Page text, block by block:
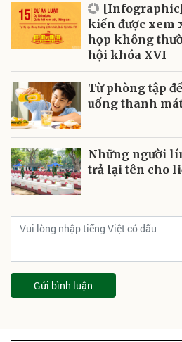
[Infographic]
kiến được xem
họp không
hội khóa XVI
Từ phòng tập
uống thanh
Những người
trả lại tên cho
Gửi bình luận